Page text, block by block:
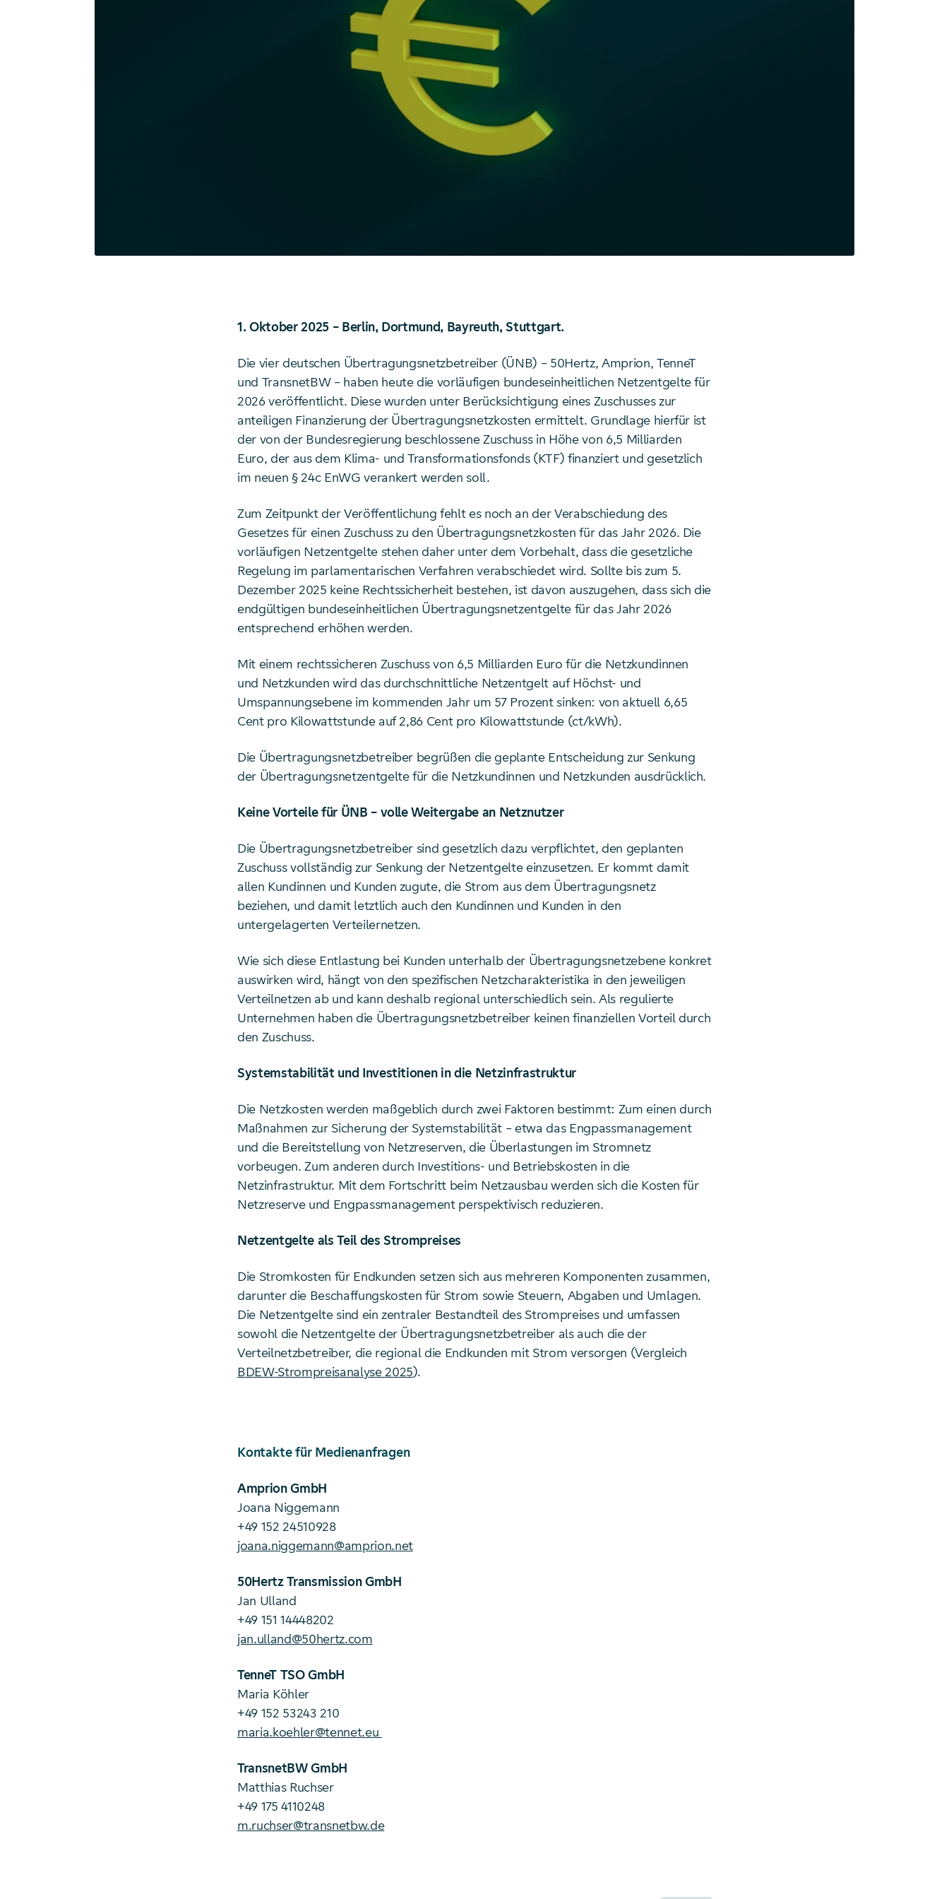
1. Oktober 2025 – Berlin, Dortmund, Bayreuth, Stuttgart.
Die vier deutschen Übertragungsnetzbetreiber (ÜNB) – 50Hertz, Amprion, TenneT
und TransnetBW – haben heute die vorläufigen bundeseinheitlichen Netzentgelte für
2026 veröffentlicht. Diese wurden unter Berücksichtigung eines Zuschusses zur
anteiligen Finanzierung der Übertragungsnetzkosten ermittelt. Grundlage hierfür ist
der von der Bundesregierung beschlossene Zuschuss in Höhe von 6,5 Milliarden
Euro, der aus dem Klima- und Transformationsfonds (KTF) finanziert und gesetzlich
im neuen § 24c EnWG verankert werden soll.
Zum Zeitpunkt der Veröffentlichung fehlt es noch an der Verabschiedung des
Gesetzes für einen Zuschuss zu den Übertragungsnetzkosten für das Jahr 2026. Die
vorläufigen Netzentgelte stehen daher unter dem Vorbehalt, dass die gesetzliche
Regelung im parlamentarischen Verfahren verabschiedet wird. Sollte bis zum 5.
Dezember 2025 keine Rechtssicherheit bestehen, ist davon auszugehen, dass sich die
endgültigen bundeseinheitlichen Übertragungsnetzentgelte für das Jahr 2026
entsprechend erhöhen werden.
Mit einem rechtssicheren Zuschuss von 6,5 Milliarden Euro für die Netzkundinnen
und Netzkunden wird das durchschnittliche Netzentgelt auf Höchst- und
Umspannungsebene im kommenden Jahr um 57 Prozent sinken: von aktuell 6,65
Cent pro Kilowattstunde auf 2,86 Cent pro Kilowattstunde (ct/kWh).
Die Übertragungsnetzbetreiber begrüßen die geplante Entscheidung zur Senkung
der Übertragungsnetzentgelte für die Netzkundinnen und Netzkunden ausdrücklich.
Keine Vorteile für ÜNB – volle Weitergabe an Netznutzer
Die Übertragungsnetzbetreiber sind gesetzlich dazu verpflichtet, den geplanten
Zuschuss vollständig zur Senkung der Netzentgelte einzusetzen. Er kommt damit
allen Kundinnen und Kunden zugute, die Strom aus dem Übertragungsnetz
beziehen, und damit letztlich auch den Kundinnen und Kunden in den
untergelagerten Verteilernetzen.
Wie sich diese Entlastung bei Kunden unterhalb der Übertragungsnetzebene konkret
auswirken wird, hängt von den spezifischen Netzcharakteristika in den jeweiligen
Verteilnetzen ab und kann deshalb regional unterschiedlich sein. Als regulierte
Unternehmen haben die Übertragungsnetzbetreiber keinen finanziellen Vorteil durch
den Zuschuss.
Systemstabilität und Investitionen in die Netzinfrastruktur
Die Netzkosten werden maßgeblich durch zwei Faktoren bestimmt: Zum einen durch
Maßnahmen zur Sicherung der Systemstabilität – etwa das Engpassmanagement
und die Bereitstellung von Netzreserven, die Überlastungen im Stromnetz
vorbeugen. Zum anderen durch Investitions- und Betriebskosten in die
Netzinfrastruktur. Mit dem Fortschritt beim Netzausbau werden sich die Kosten für
Netzreserve und Engpassmanagement perspektivisch reduzieren.
Netzentgelte als Teil des Strompreises
Die Stromkosten für Endkunden setzen sich aus mehreren Komponenten zusammen,
darunter die Beschaffungskosten für Strom sowie Steuern, Abgaben und Umlagen.
Die Netzentgelte sind ein zentraler Bestandteil des Strompreises und umfassen
sowohl die Netzentgelte der Übertragungsnetzbetreiber als auch die der
Verteilnetzbetreiber, die regional die Endkunden mit Strom versorgen (Vergleich
BDEW-Strompreisanalyse 2025).
Kontakte für Medienanfragen
Amprion GmbH
Joana Niggemann
+49 152 24510928
joana.niggemann@amprion.net
50Hertz Transmission GmbH
Jan Ulland
+49 151 14448202
jan.ulland@50hertz.com
TenneT TSO GmbH
Maria Köhler
+49 152 53243 210
maria.koehler@tennet.eu
TransnetBW GmbH
Matthias Ruchser
+49 175 4110248
m.ruchser@transnetbw.de